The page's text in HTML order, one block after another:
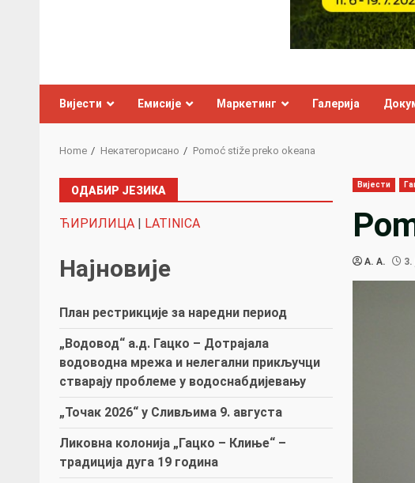
Вијести Емисије Маркетинг Галерија
Home Некатегорисано Pomoć stiže preko okeana
Вијести
A. A. 3.
ОДАБИР ЈЕЗИКА
ЋИРИЛИЦА | LATINICA
Најновије
План рестрикције за наредни период
„Водовод“ а.д. Гацко – Дотрајала
водоводна мрежа и нелегални прикључци
стварају проблеме у водоснабдијевању
„Точак 2026“ у Сливљима 9. августа
Ликовна колонија „Гацко – Клиње“ –
традиција дуга 19 година